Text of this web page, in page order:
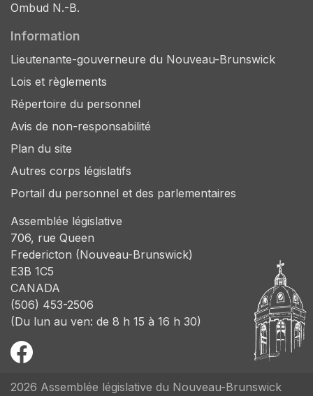
Ombud N.-B.
Information
Lieutenante-gouverneure du Nouveau-Brunswick
Lois et règlements
Répertoire du personnel
Avis de non-responsabilité
Plan du site
Autres corps législatifs
Portail du personnel et des parlementaires
Assemblée législative
706, rue Queen
Fredericton (Nouveau-Brunswick)
E3B 1C5
CANADA
(506) 453-2506
(Du lun au ven: de 8 h 15 à 16 h 30)
2026 Assemblée législative du Nouveau-Brunswick